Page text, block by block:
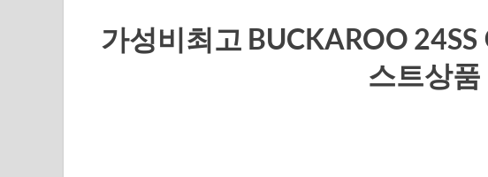
가성비최고 BUCKAROO 24SS
스트상품